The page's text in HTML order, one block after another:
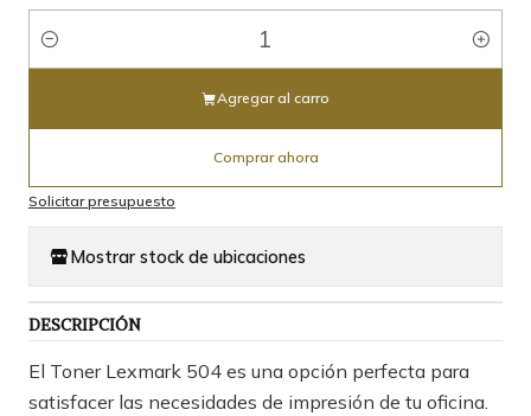
Cantidad
Agregar al carro
Comprar ahora
Solicitar presupuesto
Mostrar stock de ubicaciones
DESCRIPCIÓN
El Toner Lexmark 504 es una opción perfecta para
satisfacer las necesidades de impresión de tu oficina.